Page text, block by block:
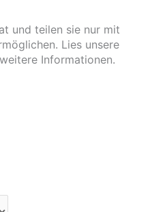
und teilen sie nur mit
Lies unsere
Informationen.